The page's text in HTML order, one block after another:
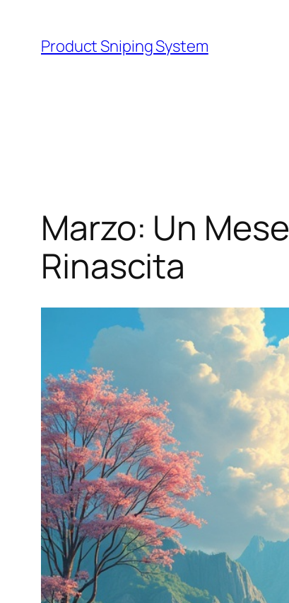
content
Product Sniping System
Marzo: Un
Rinascita